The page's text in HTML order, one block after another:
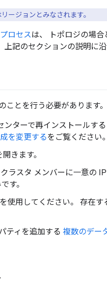
ージョンとみなされます。
ロセスは、 トポロジの場合
記のセクションの説明に沿
とを行う必要があります。
ターで再インストールす
を変更するをご覧ください。
きます。
ラスタ メンバーに一意の
す。
使用してください。 存在す
ティを追加する 複数のデー